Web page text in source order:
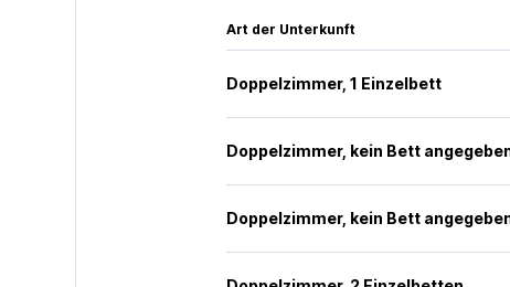
Art der Unterkunft
Doppelzimmer, 1 Einzelbett
Doppelzimmer, kein Bett
Doppelzimmer, kein Bett